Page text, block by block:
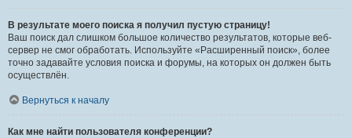
В результате моего поиска я получил пустую страницу!
Ваш поиск дал слишком большое количество результатов, которые веб-
сервер не смог обработать. Используйте «Расширенный поиск», более
точно задавайте условия поиска и форумы, на которых он должен быть
осуществлён.
Вернуться к началу
Как мне найти пользователя конференции?